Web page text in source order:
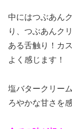
中にはつぶあん
り、つぶあんク
ある舌触り！カ
よく感じます！
塩バタークリー
ろやかな甘さを